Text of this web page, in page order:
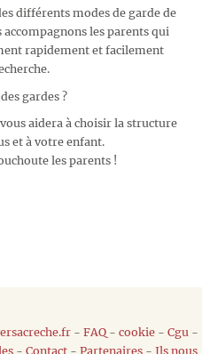
différents modes de garde de
accompagnons les parents qui
rapidement et facilement
gardes ?
vous aidera à choisir la structure
et à votre enfant.
les parents !
- FAQ- cookie- Cgu -
- Contact- Partenaires- Ils nous